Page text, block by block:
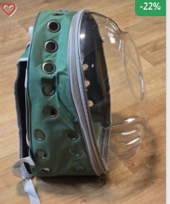
favorite_border -22%